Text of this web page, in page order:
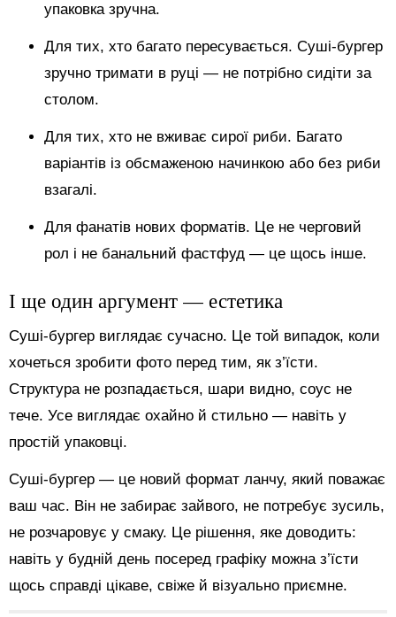
упаковка зручна.
Для тих, хто багато пересувається. Суші-бургер
зручно тримати в руці — не потрібно сидіти за
столом.
Для тих, хто не вживає сирої риби. Багато
варіантів із обсмаженою начинкою або без риби
взагалі.
Для фанатів нових форматів. Це не черговий
рол і не банальний фастфуд — це щось інше.
І ще один аргумент — естетика
Суші-бургер виглядає сучасно. Це той випадок, коли
хочеться зробити фото перед тим, як з’їсти.
Структура не розпадається, шари видно, соус не
тече. Усе виглядає охайно й стильно — навіть у
простій упаковці.
Суші-бургер — це новий формат ланчу, який поважає
ваш час. Він не забирає зайвого, не потребує зусиль,
не розчаровує у смаку. Це рішення, яке доводить:
навіть у будній день посеред графіку можна з’їсти
щось справді цікаве, свіже й візуально приємне.